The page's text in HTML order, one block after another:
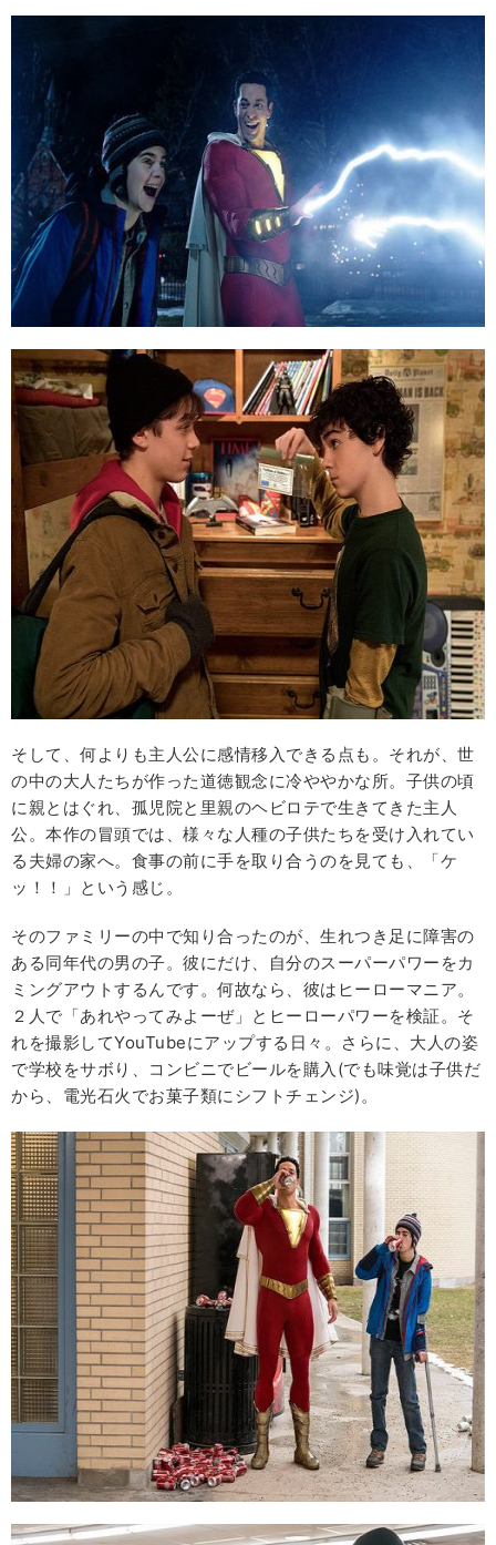
そして、何よりも主人公に感情移入できる点も。それが、世
の中の大人たちが作った道徳観念に冷ややかな所。子供の頃
に親とはぐれ、孤児院と里親のヘビロテで生きてきた主人
公。本作の冒頭では、様々な人種の子供たちを受け入れてい
る夫婦の家へ。食事の前に手を取り合うのを見ても、「ケ
ッ！！」という感じ。
そのファミリーの中で知り合ったのが、生れつき足に障害の
ある同年代の男の子。彼にだけ、自分のスーパーパワーをカ
ミングアウトするんです。何故なら、彼はヒーローマニア。
２人で「あれやってみよーぜ」とヒーローパワーを検証。そ
れを撮影してYouTubeにアップする日々。さらに、大人の姿
で学校をサボり、コンビニでビールを購入(でも味覚は子供だ
から、電光石火でお菓子類にシフトチェンジ)。